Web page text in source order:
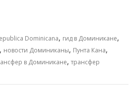
р
а
в
и
Dominicana, гид в Доминикане,
, новости Доминиканы, Пунта Кана,
в Доминикане,трансфер